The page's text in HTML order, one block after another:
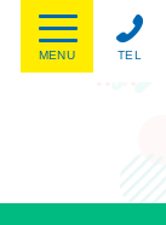
TEL
MENU